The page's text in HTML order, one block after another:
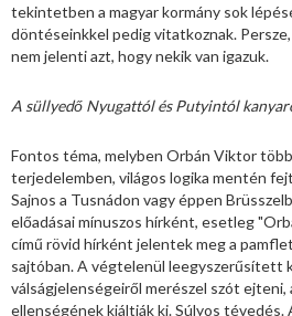
tekintetben a magyar kormány sok
döntéseinkkel pedig vitatkoznak.
nem jelenti azt, hogy nekik van igazuk.
A süllyedő Nyugattól és Putyintól
Fontos téma, melyben Orbán Viktor
terjedelemben, világos logika mentén
Sajnos a Tusnádon vagy éppen
előadásai mínuszos hírként, esetleg
című rövid hírként jelentek meg a
sajtóban. A végtelenül leegyszerűsített
válságjelenségeiről merészel szót ejteni,
ellenségének kiáltják ki. Súlyos tévedés.